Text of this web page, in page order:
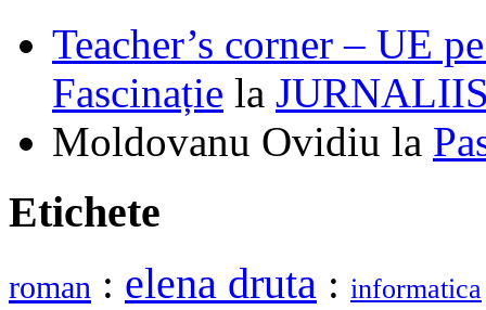
Teacher’s corner – UE
Fascinație la
Moldovanu Ovidiu la
Etichete
roman : elena druta : informatica